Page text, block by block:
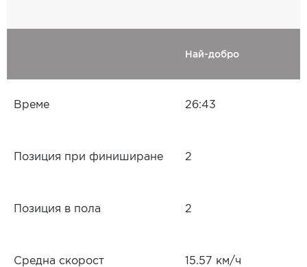
Най-добро
Време 26:43
Позиция при финиширане 2
Позиция в пола 2
Средна скорост 15.57 км/ч